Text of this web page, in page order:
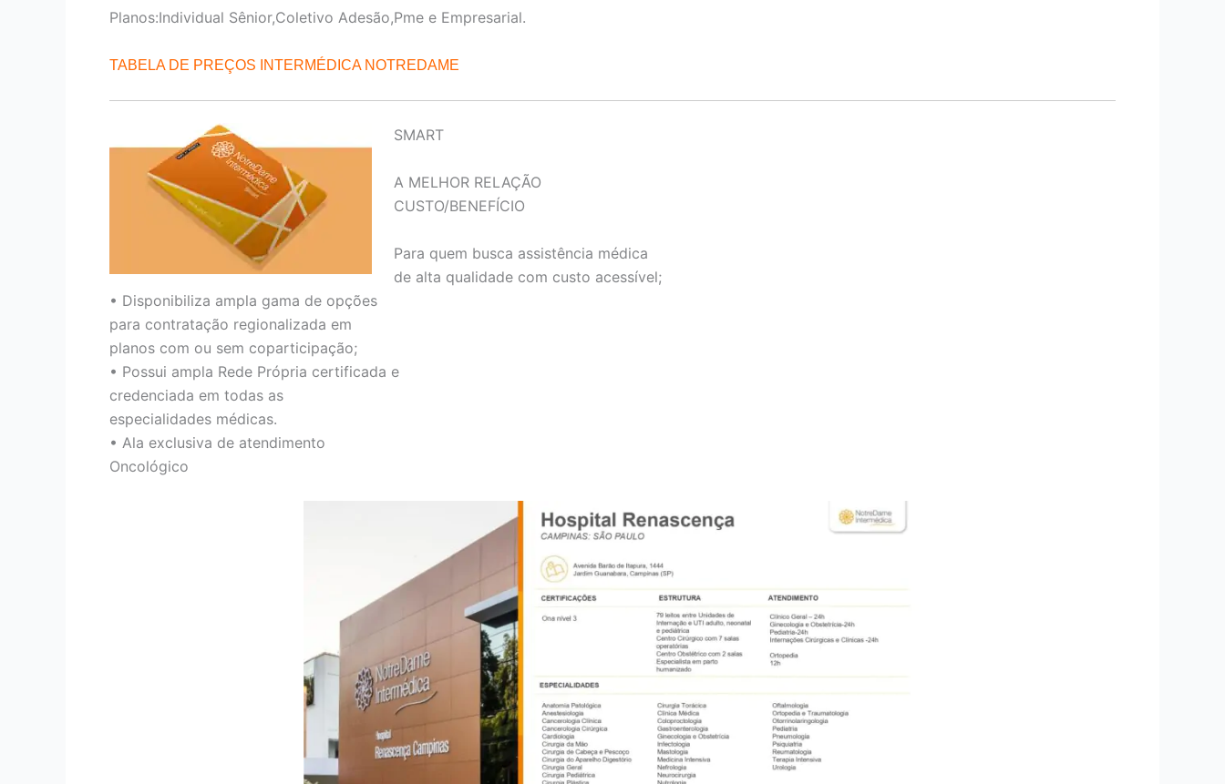
Planos:Individual Sênior,Coletivo Adesão,Pme e Empresarial.
TABELA DE PREÇOS INTERMÉDICA NOTREDAME
SMART
A MELHOR RELAÇÃO
CUSTO/BENEFÍCIO
Para quem busca assistência médica
de alta qualidade com custo acessível;
• Disponibiliza ampla gama de opções
para contratação regionalizada em
planos com ou sem coparticipação;
• Possui ampla Rede Própria certificada e
credenciada em todas as
especialidades médicas.
• Ala exclusiva de atendimento
Oncológico